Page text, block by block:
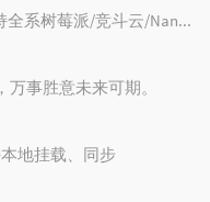
t
l
【转载】OpenWrt 固件，支持全系树莓派/竞斗云/NanoPi R2S/x86 设备
事胜意未来可期。
地挂载、同步